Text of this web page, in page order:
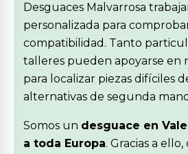
Desguaces Malvarrosa
personalizada para
compatibilidad. Tanto
talleres pueden apoyarse en
para localizar piezas difíciles
alternativas de segunda
Somos un desguace en
a toda Europa. Gracias a